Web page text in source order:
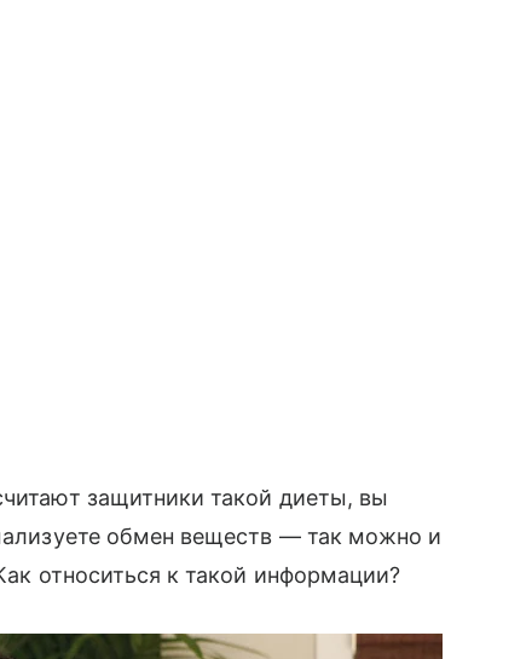
защитники такой диеты, вы
обмен веществ — так можно и
относиться к такой информации?